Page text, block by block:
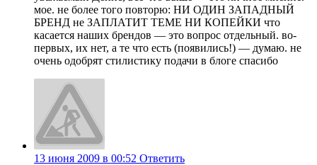
мое. не более того повторю: НИ ОДИН ЗАПАДНЫЙ
БРЕНД не ЗАПЛАТИТ ТЕМЕ НИ КОПЕЙКИ что
касается наших брендов — это вопрос отдельный. во-
первых, их нет, а те что есть (появились!) — думаю. не
очень одобрят стилистику подачи в блоге спасибо
13 июня 2009 в 00:52 Ответить